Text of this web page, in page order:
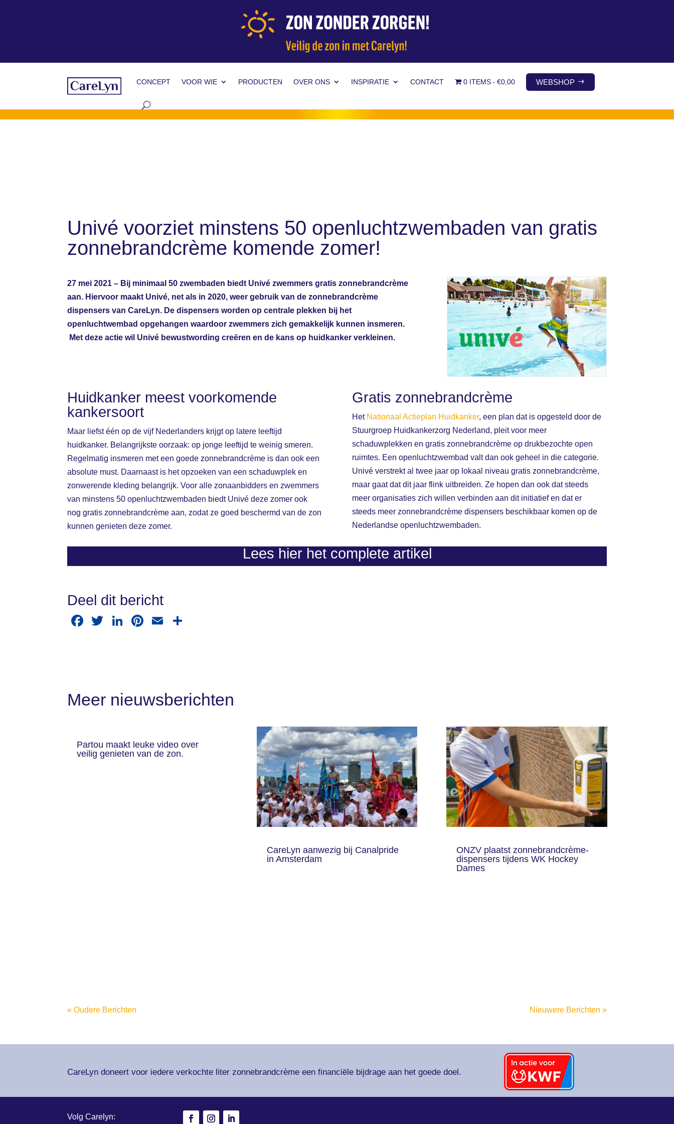
CONCEPT VOOR WIE PRODUCTEN OVER ONS INSPIRATIE CONTACT 0 ITEMS €0,00 WEBSHOP
Univé voorziet minstens 50 openluchtzwembaden van gratis
zonnebrandcrème komende zomer!
27 mei 2021 – Bij minimaal 50 zwembaden biedt Univé zwemmers gratis zonnebrandcrème
aan. Hiervoor maakt Univé, net als in 2020, weer gebruik van de zonnebrandcrème
dispensers van CareLyn. De dispensers worden op centrale plekken bij het
openluchtwembad opgehangen waardoor zwemmers zich gemakkelijk kunnen insmeren.
Met deze actie wil Univé bewustwording creëren en de kans op huidkanker verkleinen.
Huidkanker meest voorkomende
kankersoort
Maar liefst één op de vijf Nederlanders krijgt op latere leeftijd
huidkanker. Belangrijkste oorzaak: op jonge leeftijd te weinig smeren.
Regelmatig insmeren met een goede zonnebrandcrème is dan ook een
absolute must. Daarnaast is het opzoeken van een schaduwplek en
zonwerende kleding belangrijk. Voor alle zonaanbidders en zwemmers
van minstens 50 openluchtzwembaden biedt Univé deze zomer ook
nog gratis zonnebrandcrème aan, zodat ze goed beschermd van de zon
kunnen genieten deze zomer.
Gratis zonnebrandcrème
Het Nationaal Actieplan Huidkanker, een plan dat is opgesteld door de
Stuurgroep Huidkankerzorg Nederland, pleit voor meer
schaduwplekken en gratis zonnebrandcrème op drukbezochte open
ruimtes. Een openluchtzwembad valt dan ook geheel in die categorie.
Univé verstrekt al twee jaar op lokaal niveau gratis zonnebrandcrème,
maar gaat dat dit jaar flink uitbreiden. Ze hopen dan ook dat steeds
meer organisaties zich willen verbinden aan dit initiatief en dat er
steeds meer zonnebrandcrème dispensers beschikbaar komen op de
Nederlandse openluchtzwembaden.
Lees hier het complete artikel
Deel dit bericht
F
o
T
Li
n
Pi
E
Meer nieuwsberichten
Partou maakt leuke video over
veilig genieten van de zon.
CareLyn aanwezig bij Canalpride
in Amsterdam
ONZV plaatst zonnebrandcrème-
dispensers tijdens WK Hockey
Dames
« Oudere Berichten Nieuwere Berichten »
CareLyn doneert voor iedere verkochte liter zonnebrandcrème een financiële bijdrage aan het goede doel.
Volg Carelyn: